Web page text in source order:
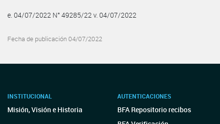
e. 04/07/2022 N° 49285/22 v. 04/07/2022
Fecha de publicación 04/07/2022
INSTITUCIONAL
Misión, Visión e Historia
AUTENTICACIONES
BFA Repositorio recibos